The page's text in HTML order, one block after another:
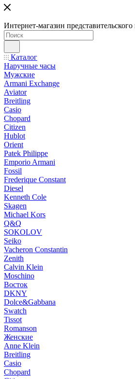
Интернет-магазин представительского
Каталог
Наручные часы
Мужские
Armani Exchange
Aviator
Breitling
Casio
Chopard
Citizen
Hublot
Orient
Patek Philippe
Emporio Armani
Fossil
Frederique Constant
Diesel
Kenneth Cole
Skagen
Michael Kors
Q&Q
SOKOLOV
Seiko
Vacheron Constantin
Zenith
Calvin Klein
Moschino
Восток
DKNY
Dolce&Gabbana
Swatch
Tissot
Romanson
Женские
Anne Klein
Breitling
Casio
Chopard